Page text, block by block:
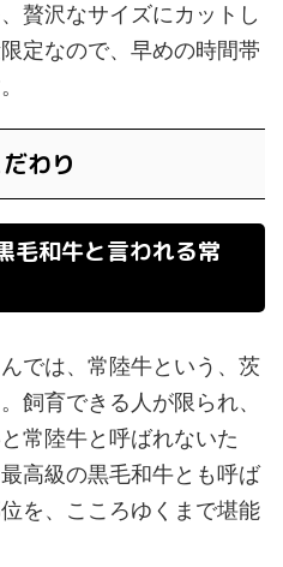
贅沢なサイズにカットし
定なので、早めの時間帯
わり
毛和牛と言われる常
では、常陸牛という、茨
飼育できる人が限られ、
常陸牛と呼ばれないた
高級の黒毛和牛とも呼ば
を、こころゆくまで堪能